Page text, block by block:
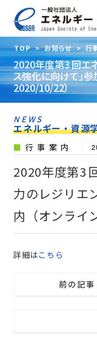
TOP > お知らせ > 行
「電力のレジリエンス強化
2020/10/22）
2020年度第3 回エ
ス強化に向けて」
2020/10/22）
NEWS
エネルギー・資源
行事案内
2020年度第3
力のレジリエ
内（オンライ
詳細はこちら
前の記事